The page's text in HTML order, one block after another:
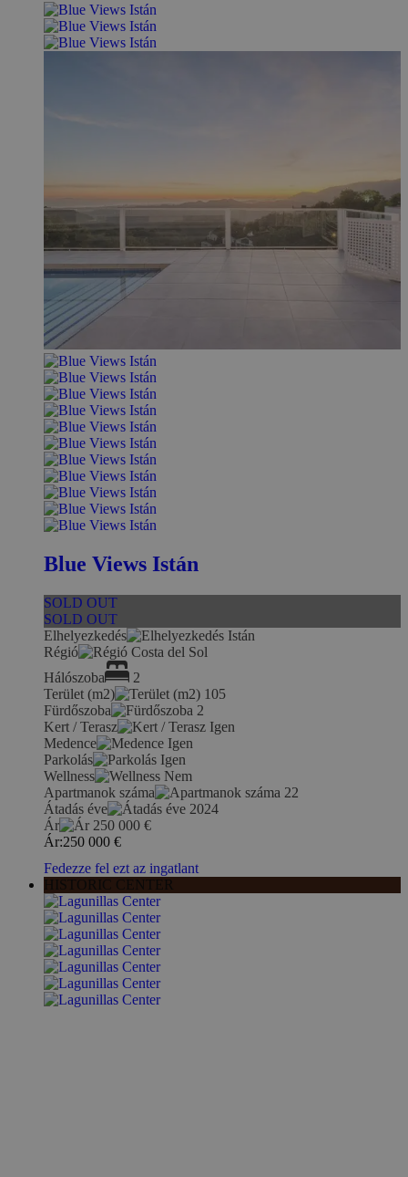
Blue Views Istán
SOLD OUT
SOLD OUT
Elhelyezkedés
Istán
Régió
Costa del Sol
Hálószoba
2
Terület (m2)
105
Fürdőszoba
2
Kert / Terasz
Igen
Medence
Igen
Parkolás
Igen
Wellness
Nem
Apartmanok száma
22
Átadás éve
2024
Ár
250 000 €
Ár:250 000 €
Fedezze fel ezt az ingatlant
HISTORIC CENTER